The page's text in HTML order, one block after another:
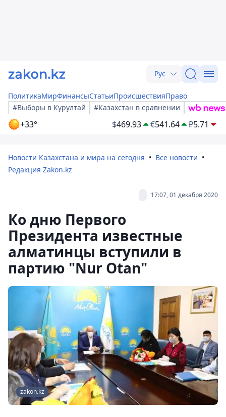
Рус
ПолитикаМирФинансыСтатьиПроисшествияПраво
#Выборы в Курултай
#Казахстан в сравнении
+33° $469.93 €541.64 ₽5.71
Новости Казахстана и мира на сегодня
Все новости
Редакция Zakon.kz
17:07, 01 декабря 2020
Ко дню Первого
Президента известные
алматинцы вступили в
партию "Nur Otan"
zakon.kz